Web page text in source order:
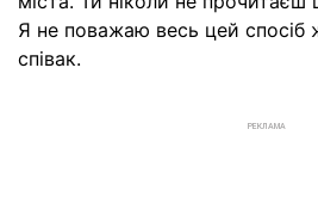
Я не поважаю весь цей спосіб
співак.
РЕКЛАМА